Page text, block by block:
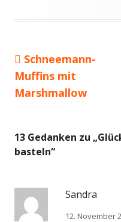
Vorheriger
Beitrag:
Schneemann-
Muffins mit
Marshmallow
13 Gedanken zu „
basteln“
Sandra
12. November